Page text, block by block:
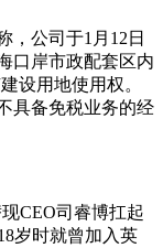
公司于1月12日
口岸市政配套区内
设用地使用权。
具备免税业务的经
CEO司睿博扛起
岁时就曾加入英